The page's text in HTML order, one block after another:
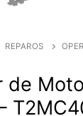
REPAROS
de